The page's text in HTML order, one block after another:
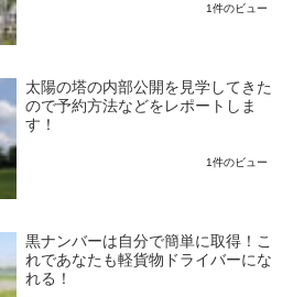
1件のビュー
太陽の塔の内部公開を見学してきた
ので予約方法などをレポートしま
す！
1件のビュー
黒ナンバーは自分で簡単に取得！こ
れであなたも軽貨物ドライバーにな
れる！